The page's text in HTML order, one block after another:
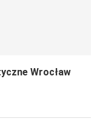
Wrocław